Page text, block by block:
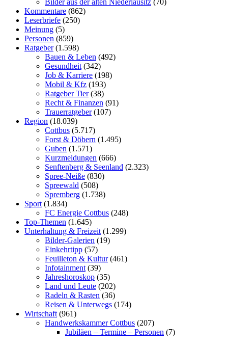
Bilder aus der alten Niederlausitz (70)
Kommentare (862)
Leserbriefe (250)
Meinung (5)
Personen (859)
Ratgeber(1.598)
Bauen & Leben (492)
Gesundheit (342)
Job & Karriere (198)
Mobil & Kfz (193)
Ratgeber Tier(38)
Recht & Finanzen (91)
Trauerratgeber(107)
Region (18.039)
Cottbus (5.717)
Forst & Döbern (1.495)
Guben (1.571)
Kurzmeldungen (666)
Senftenberg & Seenland (2.323)
Spree-Neiße (830)
Spreewald (508)
Spremberg (1.738)
Sport (1.834)
FC Energie Cottbus (248)
Top-Themen (1.645)
Unterhaltung & Freizeit (1.299)
Bilder-Galerien (19)
Einkehrtipp (57)
Feuilleton & Kultur(461)
Infotainment (39)
Jahreshoroskop (35)
Land und Leute (202)
Radeln & Rasten (36)
Reisen & Unterwegs (174)
Wirtschaft (961)
Handwerkskammer Cottbus (207)
Jubiläen – Termine – Personen (7)